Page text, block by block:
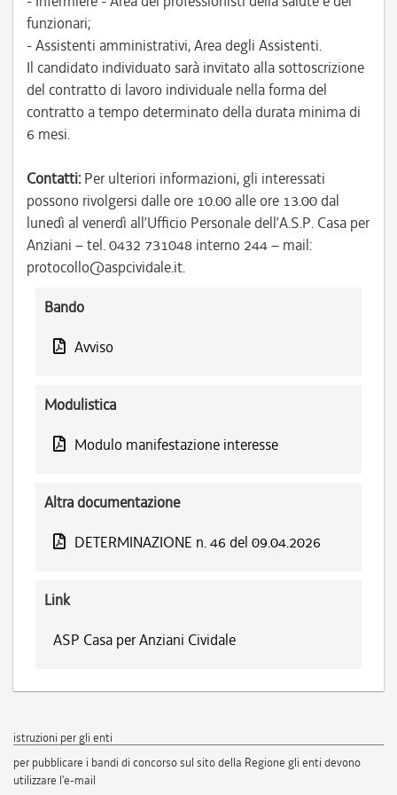
funzionari;
- Assistenti amministrativi, Area degli Assistenti.
Il candidato individuato sarà invitato alla sottoscrizione
del contratto di lavoro individuale nella forma del
contratto a tempo determinato della durata minima di
6 mesi.
Contatti: Per ulteriori informazioni, gli interessati
possono rivolgersi dalle ore 10.00 alle ore 13.00 dal
lunedì al venerdì all’Ufficio Personale dell’A.S.P. Casa per
Anziani – tel. 0432 731048 interno 244 – mail:
protocollo@aspcividale.it.
Bando
Avviso
Modulistica
Modulo manifestazione interesse
Altra documentazione
DETERMINAZIONE n. 46 del 09.04.2026
Link
ASP Casa per Anziani Cividale
istruzioni per gli enti
per pubblicare i bandi di concorso sul sito della Regione gli enti devono
utilizzare l'e-mail